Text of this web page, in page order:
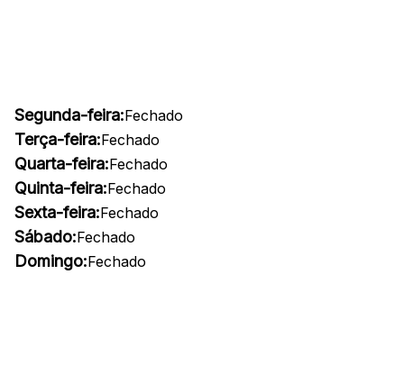
Segunda-feira:Fechado
Terça-feira:Fechado
Quarta-feira:Fechado
Quinta-feira:Fechado
Sexta-feira:Fechado
Sábado:Fechado
Domingo:Fechado